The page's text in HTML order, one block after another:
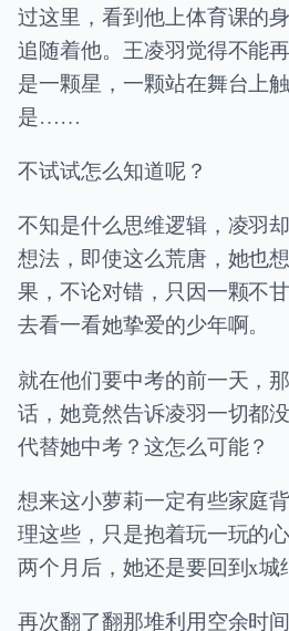
过这里，看到他上体育课的
追随着他。王凌羽觉得不能
是一颗星，一颗站在舞台上
是……
不试试怎么知道呢？
不知是什么思维逻辑，凌羽
想法，即使这么荒唐，她也
果，不论对错，只因一颗不
去看一看她挚爱的少年啊。
就在他们要中考的前一天，
话，她竟然告诉凌羽一切都
代替她中考？这怎么可能？
想来这小萝莉一定有些家庭
理这些，只是抱着玩一玩的
两个月后，她还是要回到x城
再次翻了翻那堆利用空余时